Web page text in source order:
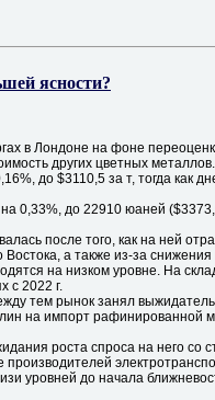
ясности?
в Лондоне на фоне
других цветных металлов.
до $3110,5 за т, тогда как
0,33%, до 22910 юаней
после того, как на ней
а также из-за
на низком уровне. На
с 2022 г.
тем рынок занял
на импорт рафинированной
роста спроса на него со
уровней до начала